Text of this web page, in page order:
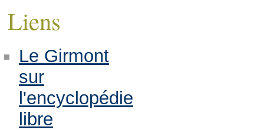
Liens
Le Girmont
sur
l'encyclopédie
libre